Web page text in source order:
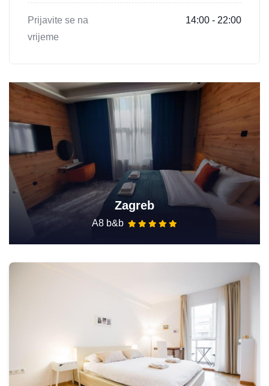
Prijavite se na
vrijeme
14:00 - 22:00
Zagreb
A8 b&b